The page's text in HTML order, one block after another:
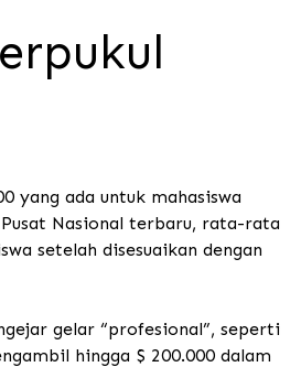
yang ada untuk mahasiswa
Nasional terbaru, rata-rata
setelah disesuaikan dengan
gelar “profesional”, seperti
hingga $ 200.000 dalam